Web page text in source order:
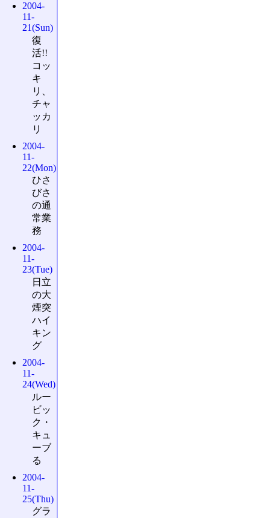
2004-
11-
21(Sun)
復
活!!
コッ
キ
リ、
チャ
ッカ
リ
2004-
11-
22(Mon)
ひさ
びさ
の通
常業
務
2004-
11-
23(Tue)
日立
の大
煙突
ハイ
キン
グ
2004-
11-
24(Wed)
ルー
ビッ
ク・
キュ
ーブ
る
2004-
11-
25(Thu)
グラ